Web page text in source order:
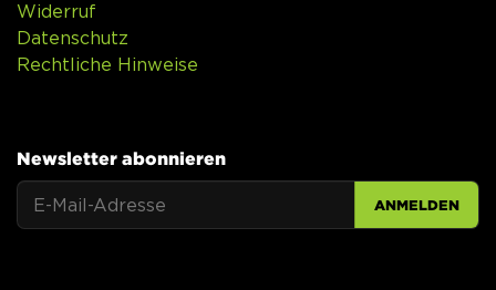
Widerruf
Datenschutz
Rechtliche Hinweise
Newsletter abonnieren
ANMELDEN